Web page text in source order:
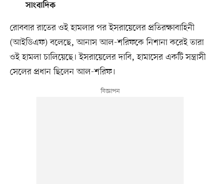
সাংবাদিক
রোববার রাতের ওই হামলার পর ইসরায়েলের প্রতিরক্ষাবাহিনী
(আইডিএফ) বলেছে, আনাস আল-শরিফকে নিশানা করেই তারা
ওই হামলা চালিয়েছে। ইসরায়েলের দাবি, হামাসের একটি সন্ত্রাসী
সেলের প্রধান ছিলেন আল-শরিফ।